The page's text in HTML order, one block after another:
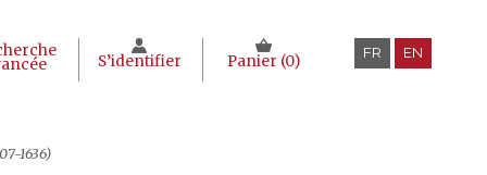
S’identifier Panier (0) FR EN
1636)